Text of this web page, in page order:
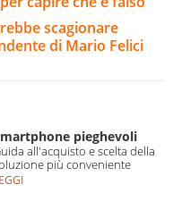
scagionare
di Mario Felici
pieghevoli
all'acquisto e scelta della
più conveniente